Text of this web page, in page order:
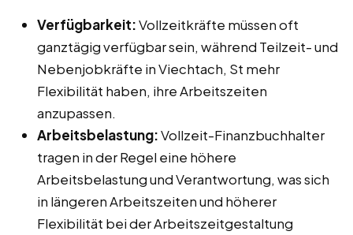
Verfügbarkeit:Vollzeitkräfte müssen oft
ganztägig verfügbar sein, während Teilzeit- und
Nebenjobkräfte in Viechtach, St mehr
Flexibilität haben, ihre Arbeitszeiten
anzupassen.
Arbeitsbelastung:Vollzeit-Finanzbuchhalter
tragen in der Regel eine höhere
Arbeitsbelastung und Verantwortung, was sich
in längeren Arbeitszeiten und höherer
Flexibilität bei der Arbeitszeitgestaltung